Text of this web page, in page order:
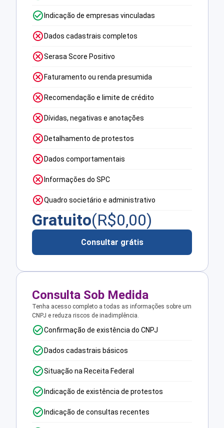
Indicação de empresas vinculadas
Dados cadastrais completos
Serasa Score Positivo
Faturamento ou renda presumida
Recomendação e limite de crédito
Dívidas, negativas e anotações
Detalhamento de protestos
Dados comportamentais
Informações do SPC
Quadro societário e administrativo
Gratuito(R$0,00)
Consultar grátis
Consulta Sob Medida
Tenha acesso completo a todas as informações sobre um
CNPJ e reduza riscos de inadimplência.
Confirmação de existência do CNPJ
Dados cadastrais básicos
Situação na Receita Federal
Indicação de existência de protestos
Indicação de consultas recentes